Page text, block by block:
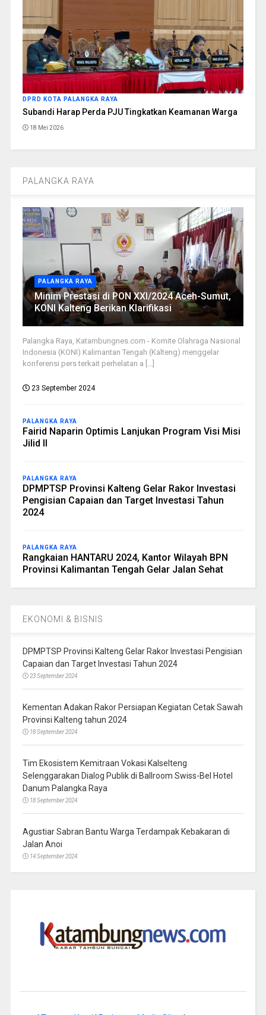
DPRD KOTA PALANGKA RAYA
Subandi Harap Perda PJU Tingkatkan Keamanan Warga
18 Mei 2026
PALANGKA RAYA
PALANGKA RAYA
Minim Prestasi di PON XXI/2024 Aceh-Sumut,
KONI Kalteng Berikan Klarifikasi
Palangka Raya, Katambungnes.com - Komite Olahraga Nasional
Indonesia (KONI) Kalimantan Tengah (Kalteng) menggelar
konferensi pers terkait perhelatan a [...]
23 September 2024
PALANGKA RAYA
Fairid Naparin Optimis Lanjukan Program Visi Misi
Jilid II
PALANGKA RAYA
DPMPTSP Provinsi Kalteng Gelar Rakor Investasi
Pengisian Capaian dan Target Investasi Tahun
2024
PALANGKA RAYA
Rangkaian HANTARU 2024, Kantor Wilayah BPN
Provinsi Kalimantan Tengah Gelar Jalan Sehat
EKONOMI & BISNIS
DPMPTSP Provinsi Kalteng Gelar Rakor Investasi Pengisian
Capaian dan Target Investasi Tahun 2024
23 September 2024
Kementan Adakan Rakor Persiapan Kegiatan Cetak Sawah
Provinsi Kalteng tahun 2024
18 September 2024
Tim Ekosistem Kemitraan Vokasi Kalselteng
Selenggarakan Dialog Publik di Ballroom Swiss-Bel Hotel
Danum Palangka Raya
18 September 2024
Agustiar Sabran Bantu Warga Terdampak Kebakaran di
Jalan Anoi
14 September 2024